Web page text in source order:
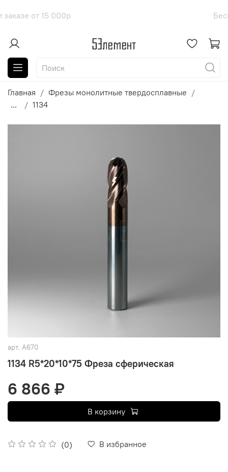
при заказе от 15 000р
Главная
Фрезы монолитные твердосплавные
...
1134
арт. A670
1134 R5*20*10*75 Фреза сферическая
(0) В избранное
6 866 ₽
В корзину